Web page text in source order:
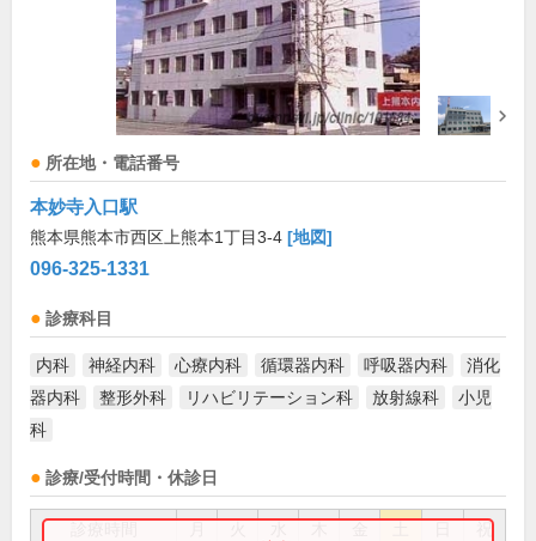
所在地・電話番号
本妙寺入口駅
熊本県熊本市西区上熊本1丁目3-4 [地図]
096-325-1331
診療科目
内科 神経内科 心療内科 循環器内科 呼吸器内科
消化
器内科
整形外科 リハビリテーション科 放射線科
小児
科
診療/受付時間・休診日
祝